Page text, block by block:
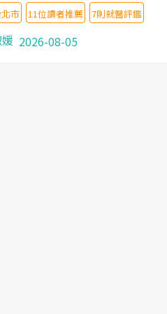
種檢查,也嘗試過西醫打針,中醫
徒手治療都沒有用,後來連吃到嗎
都效果有限,只是壓症狀,沒多久就
年失眠嚴重影響生活品質. 台灣親
市 11位讀者推薦 7則就醫評鑑
2026-08-05